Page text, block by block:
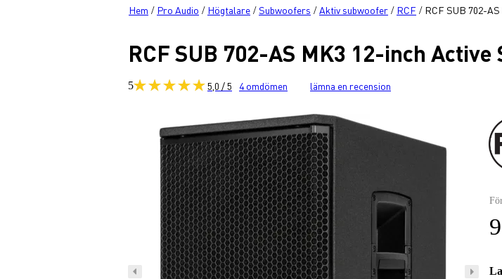
Hem / Pro Audio / Högtalare /Subwoofers /Aktiv subwoofer / RCF / RCF SUB 702-
RCF SUB 702-AS MK3 12-inch
5 5,0 / 5 4omdömen lämna en recension